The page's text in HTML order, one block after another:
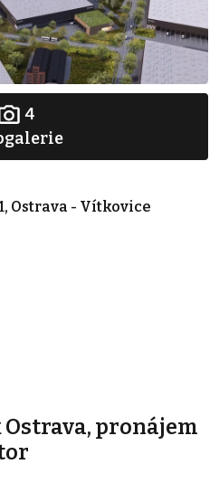
4
Ostrava - Vítkovice
pronájem